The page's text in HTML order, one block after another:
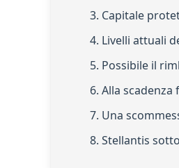
3. Capitale
4. Livelli attuali
5. Possibile il
6. Alla
7. Una
8. Stellantis